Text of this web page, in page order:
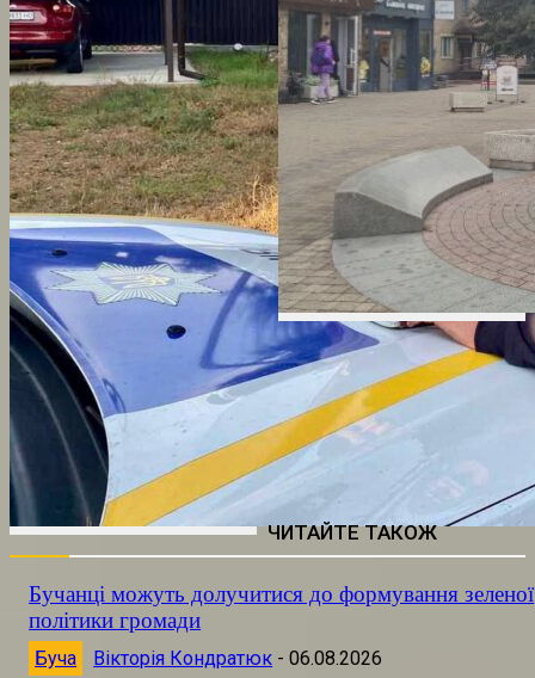
ЧИТАЙТЕ ТАКОЖ
Бучанці можуть долучитися до формування зеленої
політики громади
Буча Вікторія Кондратюк - 06.08.2026